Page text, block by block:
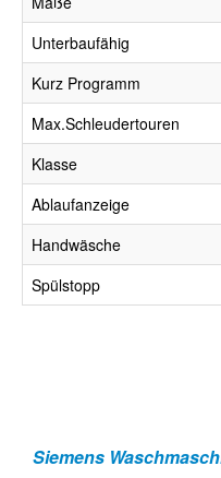
Unterbaufähig
Kurz Programm
Max.Schleudertouren
Klasse
Ablaufanzeige
Handwäsche
Spülstopp
Siemens